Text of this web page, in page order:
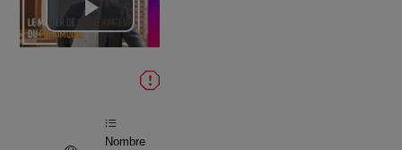
Lire
vidéo
Nombre